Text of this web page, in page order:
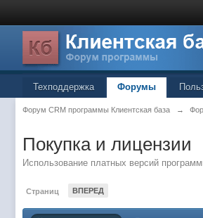
Техподдержка Форумы
Форум CRM программы Клиентская база →
Покупка и лицензии
Использование платных версий
Страниц ВПЕРЕД